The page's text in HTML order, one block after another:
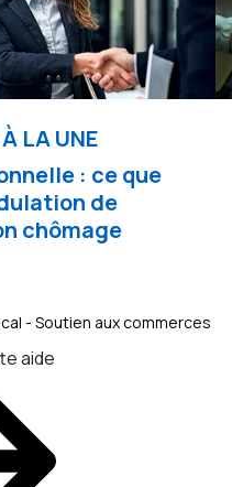
LA UNE
: ce que
de
chômage
- Soutien aux commerces
aide